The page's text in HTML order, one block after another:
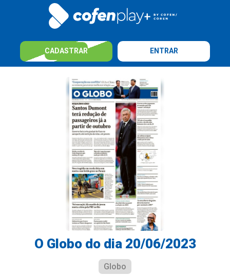
CADASTRAR ENTRAR
O Globo do dia 20/06/2023
Globo